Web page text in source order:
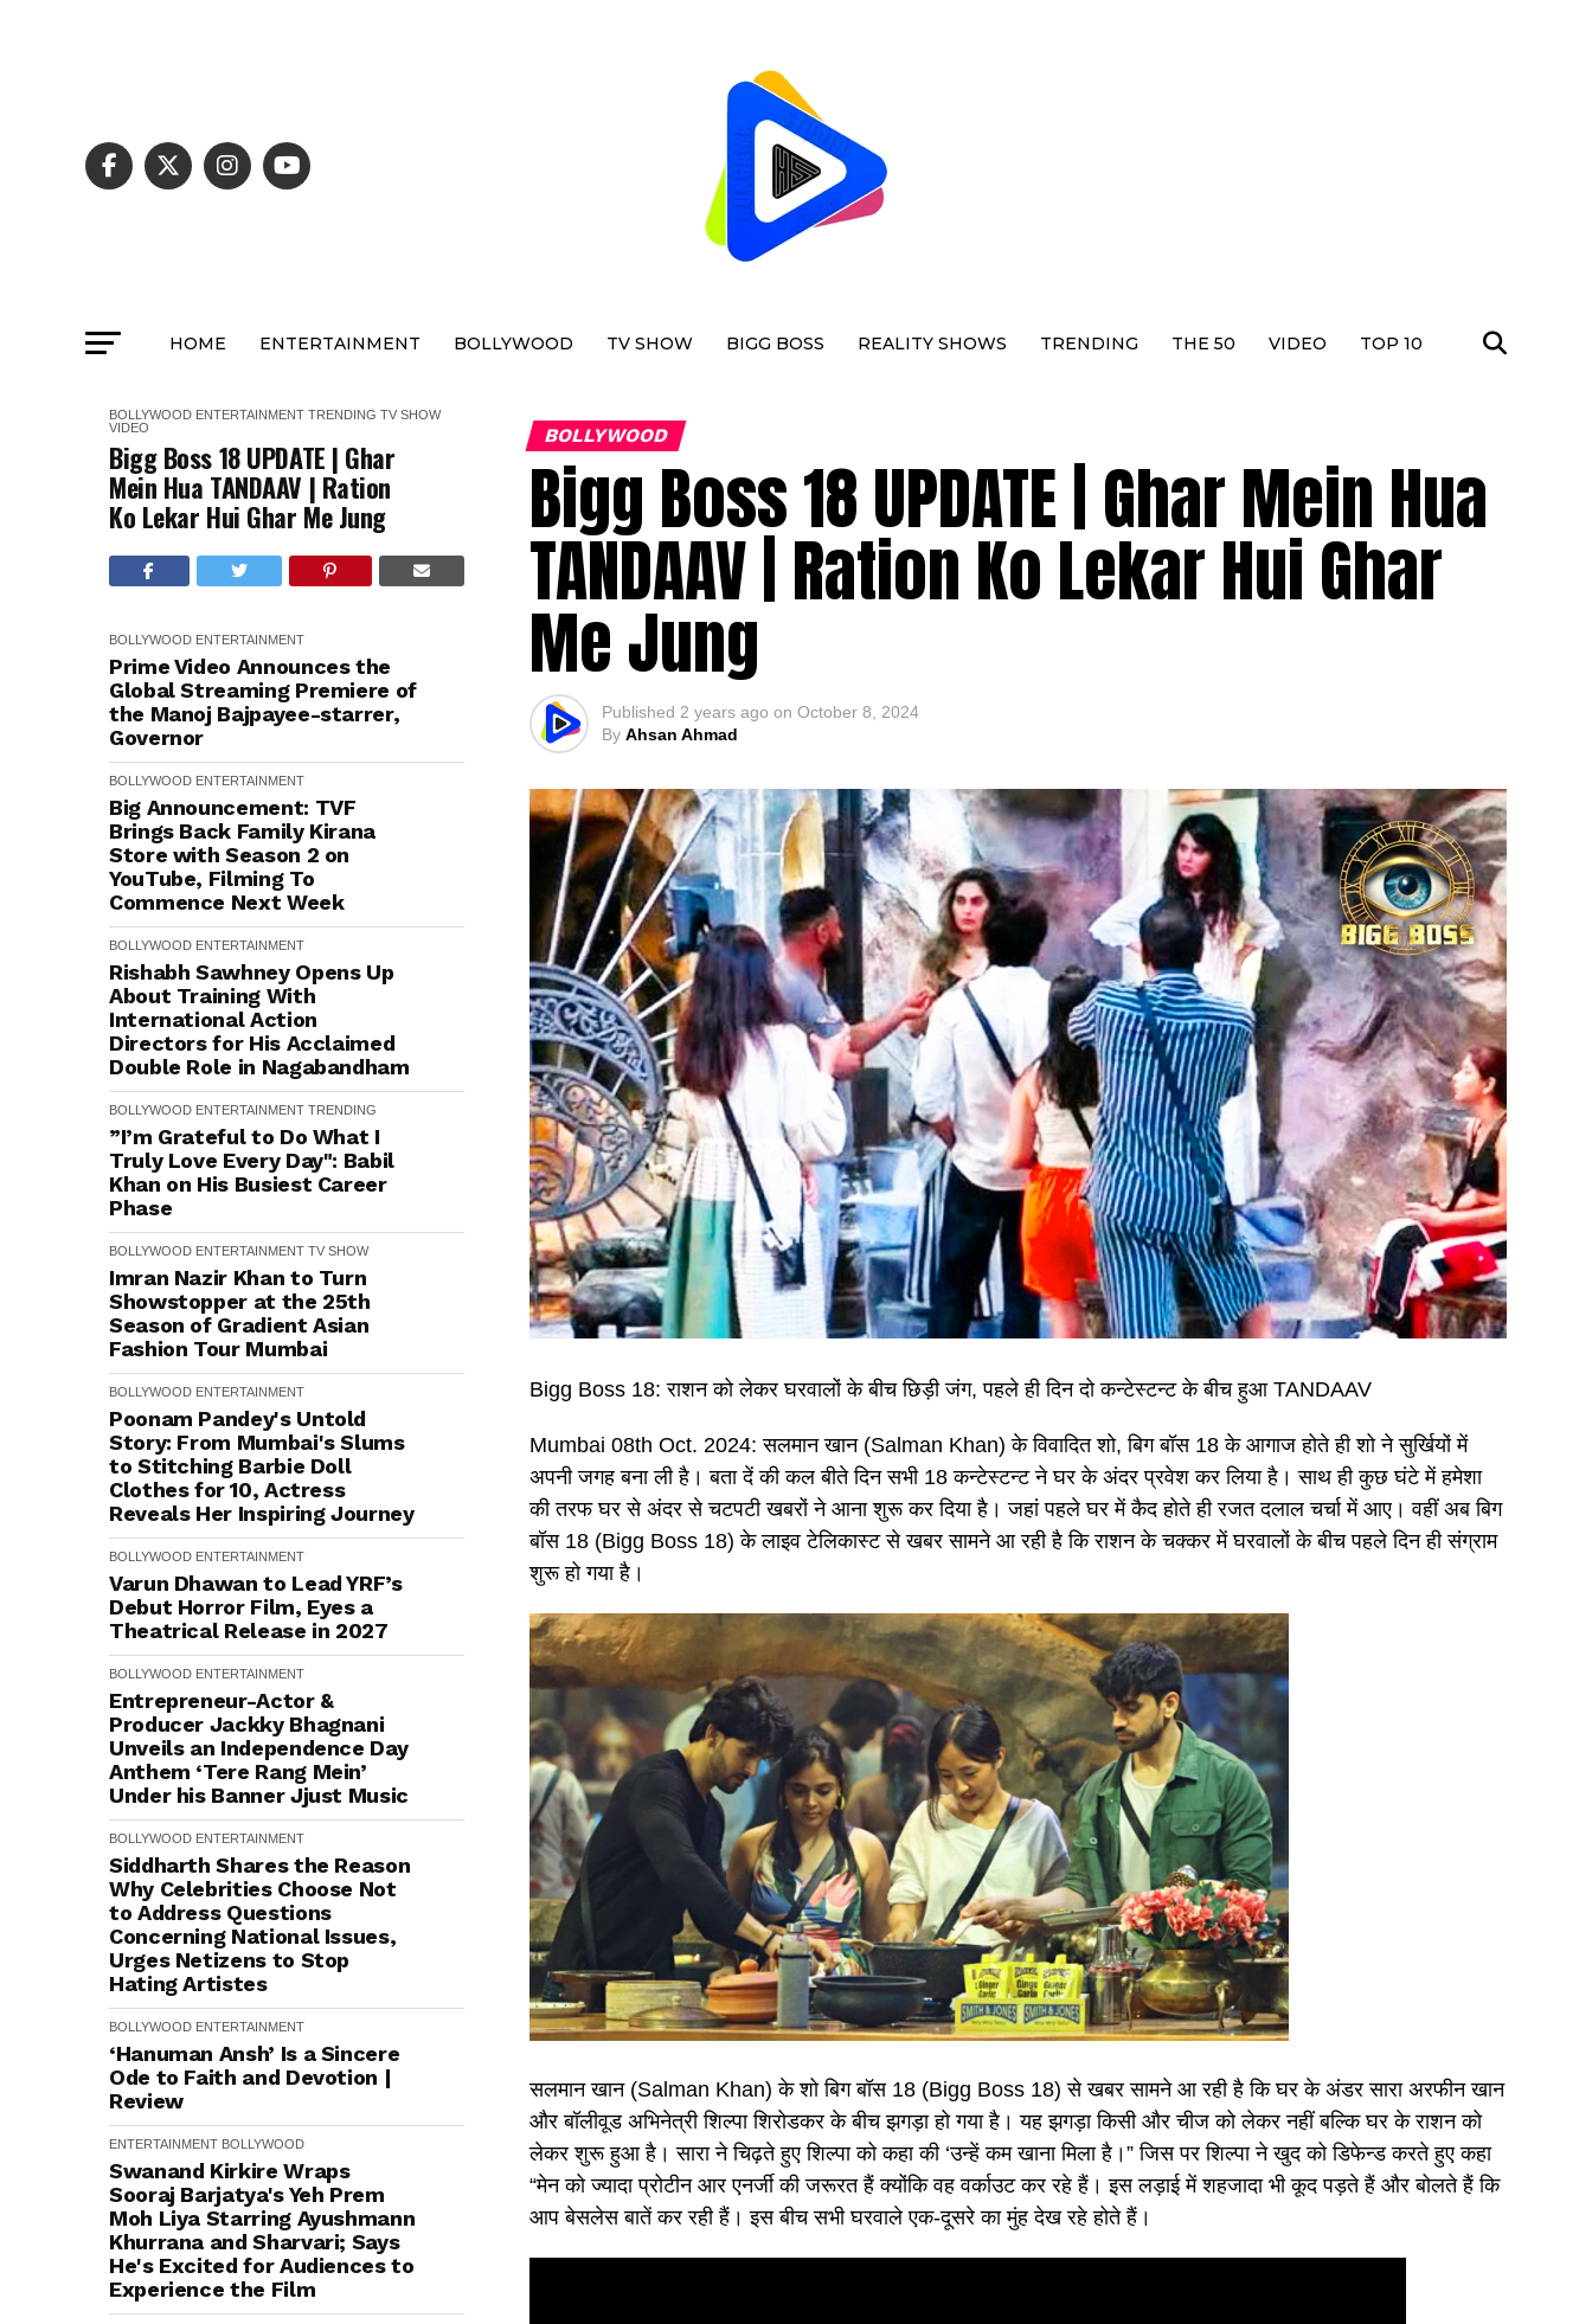
HOME ENTERTAINMENT BOLLYWOOD TV SHOW BIGG BOSS REALITY SHOWS TRENDING THE 50 VIDEO TOP 10
BOLLYWOOD ENTERTAINMENT TRENDING TV SHOW
VIDEO
Bigg Boss 18 UPDATE | Ghar
Mein Hua TANDAAV | Ration
Ko Lekar Hui Ghar Me Jung
BOLLYWOOD ENTERTAINMENT
Prime Video Announces the
Global Streaming Premiere of
the Manoj Bajpayee-starrer,
Governor
BOLLYWOOD ENTERTAINMENT
Big Announcement: TVF
Brings Back Family Kirana
Store with Season 2 on
YouTube, Filming To
Commence Next Week
BOLLYWOOD ENTERTAINMENT
Rishabh Sawhney Opens Up
About Training With
International Action
Directors for His Acclaimed
Double Role in Nagabandham
BOLLYWOOD ENTERTAINMENT TRENDING
”I’m Grateful to Do What I
Truly Love Every Day": Babil
Khan on His Busiest Career
Phase
BOLLYWOOD ENTERTAINMENT TV SHOW
Imran Nazir Khan to Turn
Showstopper at the 25th
Season of Gradient Asian
Fashion Tour Mumbai
BOLLYWOOD ENTERTAINMENT
Poonam Pandey's Untold
Story: From Mumbai's Slums
to Stitching Barbie Doll
Clothes for ₹10, Actress
Reveals Her Inspiring Journey
BOLLYWOOD ENTERTAINMENT
Varun Dhawan to Lead YRF’s
Debut Horror Film, Eyes a
Theatrical Release in 2027
BOLLYWOOD ENTERTAINMENT
Entrepreneur-Actor &
Producer Jackky Bhagnani
Unveils an Independence Day
Anthem ‘Tere Rang Mein’
Under his Banner Jjust Music
BOLLYWOOD ENTERTAINMENT
Siddharth Shares the Reason
Why Celebrities Choose Not
to Address Questions
Concerning National Issues,
Urges Netizens to Stop
Hating Artistes
BOLLYWOOD ENTERTAINMENT
‘Hanuman Ansh’ Is a Sincere
Ode to Faith and Devotion |
Review
ENTERTAINMENT BOLLYWOOD
Swanand Kirkire Wraps
Sooraj Barjatya's Yeh Prem
Moh Liya Starring Ayushmann
Khurrana and Sharvari; Says
He's Excited for Audiences to
Experience the Film
BOLLYWOOD
Bigg Boss 18 UPDATE | Ghar Mein Hua
TANDAAV | Ration Ko Lekar Hui Ghar
Me Jung
Published 2 years ago on October 8, 2024
By Ahsan Ahmad
Bigg Boss 18: राशन को लेकर घरवालों के बीच छिड़ी जंग, पहले ही दिन दो कन्टेस्टन्ट के बीच हुआ TANDAAV
Mumbai 08th Oct. 2024: सलमान खान (Salman Khan) के विवादित शो, बिग बॉस 18 के आगाज होते ही शो ने सुर्खियों में
अपनी जगह बना ली है। बता दें की कल बीते दिन सभी 18 कन्टेस्टन्ट ने घर के अंदर प्रवेश कर लिया है। साथ ही कुछ घंटे में हमेशा
की तरफ घर से अंदर से चटपटी खबरों ने आना शुरू कर दिया है। जहां पहले घर में कैद होते ही रजत दलाल चर्चा में आए। वहीं अब बिग
बॉस 18 (Bigg Boss 18) के लाइव टेलिकास्ट से खबर सामने आ रही है कि राशन के चक्कर में घरवालों के बीच पहले दिन ही संग्राम
शुरू हो गया है।
सलमान खान (Salman Khan) के शो बिग बॉस 18 (Bigg Boss 18) से खबर सामने आ रही है कि घर के अंडर सारा अरफीन खान
और बॉलीवूड अभिनेत्री शिल्पा शिरोडकर के बीच झगड़ा हो गया है। यह झगड़ा किसी और चीज को लेकर नहीं बल्कि घर के राशन को
लेकर शुरू हुआ है। सारा ने चिढ़ते हुए शिल्पा को कहा की ‘उन्हें कम खाना मिला है।” जिस पर शिल्पा ने खुद को डिफेन्ड करते हुए कहा
“मेन को ज्यादा प्रोटीन आर एनर्जी की जरूरत हैं क्योंकि वह वर्काउट कर रहे हैं। इस लड़ाई में शहजादा भी कूद पड़ते हैं और बोलते हैं कि
आप बेसलेस बातें कर रही हैं। इस बीच सभी घरवाले एक-दूसरे का मुंह देख रहे होते हैं।